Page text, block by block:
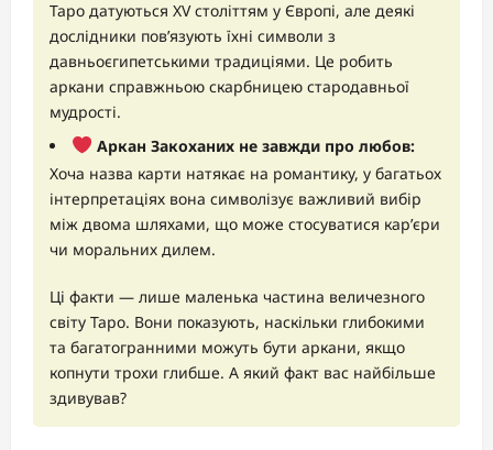
Таро датуються XV століттям у Європі, але деякі
дослідники пов’язують їхні символи з
давньоєгипетськими традиціями. Це робить
аркани справжньою скарбницею стародавньої
мудрості.
Аркан Закоханих не завжди про любов:
Хоча назва карти натякає на романтику, у багатьох
інтерпретаціях вона символізує важливий вибір
між двома шляхами, що може стосуватися кар’єри
чи моральних дилем.
Ці факти — лише маленька частина величезного
світу Таро. Вони показують, наскільки глибокими
та багатогранними можуть бути аркани, якщо
копнути трохи глибше. А який факт вас найбільше
здивував?